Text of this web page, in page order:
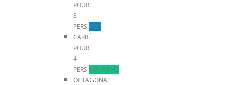
POUR
8
PERS.TOP
CARRÉ
POUR
4
PERS.NOUVEAU
OCTAGONAL